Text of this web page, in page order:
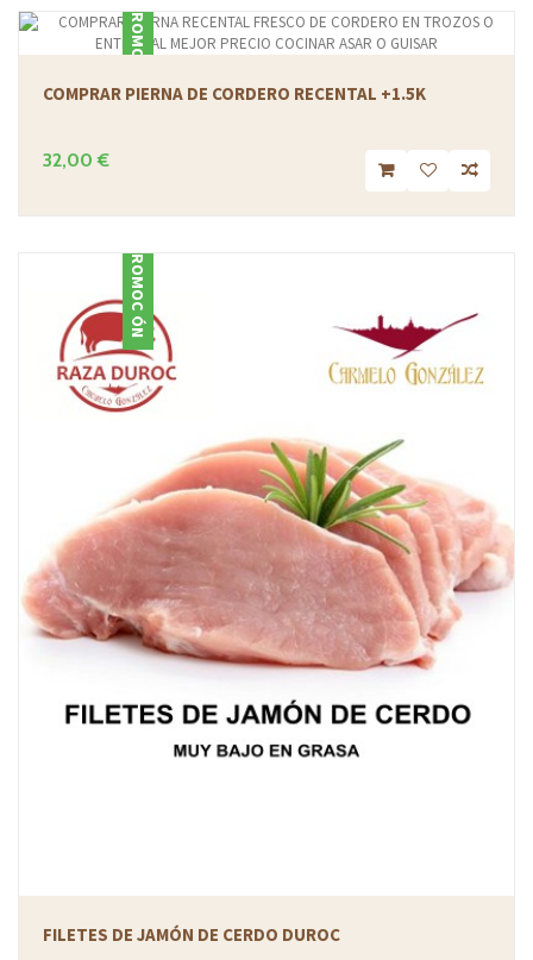
PROMOCIÓN
COMPRAR PIERNA DE CORDERO RECENTAL +1.5K
32,00 €
PROMOCIÓN
FILETES DE JAMÓN DE CERDO DUROC